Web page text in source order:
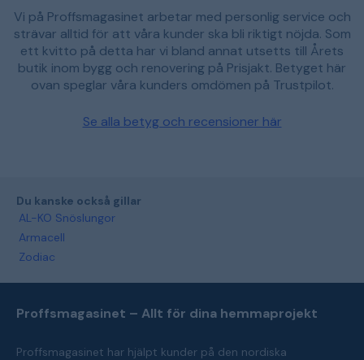
Vi på Proffsmagasinet arbetar med personlig service och
strävar alltid för att våra kunder ska bli riktigt nöjda. Som
ett kvitto på detta har vi bland annat utsetts till Årets
butik inom bygg och renovering på Prisjakt. Betyget här
ovan speglar våra kunders omdömen på Trustpilot.
Se alla betyg och recensioner här
Du kanske också gillar
AL-KO Snöslungor
Armacell
Zodiac
Proffsmagasinet – Allt för dina hemmaprojekt
Proffsmagasinet har hjälpt kunder på den nordiska